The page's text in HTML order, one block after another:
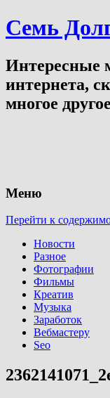
Семь
Интересные
интернета,
многое другое
Меню
Перейти к
Новости
Разное
Фотографии
Фильмы
Креатив
Музыка
Заработок
Вебмастеру
Seo